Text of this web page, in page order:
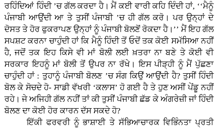
ਰਹਿੰਦਿਆਂ ਹਿੰਦੀ ’ਚ ਗੱਲ ਕਰਦਾ ਹੈ। ਮੈਂ ਕਈ ਵਾਰੀ ਕਹਿ ਦਿੰਦੀ ਹਾਂ, ‘‘ਮੈਨੂੰ
ਪੰਜਾਬੀ ਆਉਂਦੀ ਆ ਤੇ ਤੁਸੀਂ ਪੰਜਾਬੀ ’ਚ ਹੀ ਗੱਲ ਕਰੋ। ਪਰ ਉਨ੍ਹਾਂ ਦੇ
ਦੋਸਤ ਤੇ ਹੋਰ ਫੁਕਰਾਪਣ ਉਨ੍ਹਾਂ ਨੂੰ ਪੰਜਾਬੀ ਬੋਲਣੋਂ ਰੋਕਦਾ ਹੈ।’’ ਮੈਂ ਇਹ ਗੱਲ
ਸਪਸ਼ਟ ਕਰਨਾ ਚਾਹੁੰਦੀ ਹਾਂ ਕਿ ਮੈਨੂੰ ਹਿੰਦੀ ਤੋਂ ਓਦੋਂ ਤਕ ਕੋਈ ਸਮੱਸਿਆ ਨਹੀਂ
ਹੈ, ਜਦੋਂ ਤਕ ਇਹ ਕਿਸੇ ਵੀ ਮਾਂ ਬੋਲੀ ਲਈ ਖ਼ਤਰਾ ਨਾ ਬਣੇ ਤੇ ਕੋਈ ਵੀ
ਸਰਕਾਰ ਇਹਨੂੰ ਮਾਂ ਬੋਲੀ ਤੋਂ ਉਪਰ ਨਾ ਰੱਖੇ। ਇਸ ਪੀੜ੍ਹੀ ਨੂੰ ਮੈਂ ਪੁੱਛਣਾ
ਚਾਹੁੰਦੀ ਹਾਂ : ਤੁਹਾਨੂੰ ਪੰਜਾਬੀ ਬੋਲਣ ’ਚ ਸੰਗ ਕਿਉਂ ਆਉਂਦੀ ਹੈ? ਤੁਸੀਂ ਹਿੰਦੀ
ਬੋਲ ਕੇ ਸੋਚਦੇ ਹੋ- ਸਾਡੀ ਵੱਖਰੀ ‘ਕਲਾਸ’ ਹੋ ਗਈ ਹੈ ਤੇ ਹੁਣ ਅਸੀਂ ਪੇਂਡੂ ਨਹੀਂ
ਰਹੇ। ਜੇ ਅਜਿਹੀ ਗੱਲ ਨਹੀਂ ਤਾਂ ਕੀ ਤੁਸੀਂ ਪੰਜਾਬੀ ਛੱਡ ਕੇ ਅੰਗਰੇਜ਼ੀ ਜਾਂ ਹਿੰਦੀ
ਬੋਲਣ ਦਾ ਕੋਈ ਹੋਰ ਕਾਰਨ ਦੱਸ ਸਕਦੇ ਹੋ?
ਇੱਕੀ ਫਰਵਰੀ ਨੂੰ ਭਾਸ਼ਾਈ ਤੇ ਸੱਭਿਆਚਾਰਕ ਵਿਭਿੰਨਤਾ ਪ੍ਰਤੀ